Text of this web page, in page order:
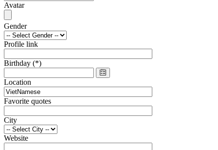
Avatar
Gender
Profile link
Birthday (*)
Location
Favorite quotes
City
Website